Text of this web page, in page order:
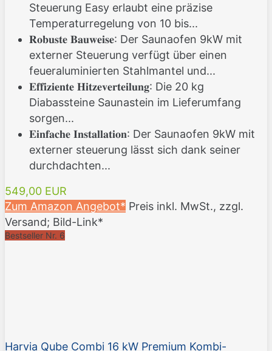
Steuerung Easy erlaubt eine präzise
Temperaturregelung von 10 bis...
𝐑𝐨𝐛𝐮𝐬𝐭𝐞 𝐁𝐚𝐮𝐰𝐞𝐢𝐬𝐞: Der Saunaofen 9kW mit
externer Steuerung verfügt über einen
feueraluminierten Stahlmantel und...
𝐄𝐟𝐟𝐢𝐳𝐢𝐞𝐧𝐭𝐞 𝐇𝐢𝐭𝐳𝐞𝐯𝐞𝐫𝐭𝐞𝐢𝐥𝐮𝐧𝐠: Die 20 kg
Diabassteine Saunastein im Lieferumfang
sorgen...
𝐄𝐢𝐧𝐟𝐚𝐜𝐡𝐞 𝐈𝐧𝐬𝐭𝐚𝐥𝐥𝐚𝐭𝐢𝐨𝐧: Der Saunaofen 9kW mit
externer steuerung lässt sich dank seiner
durchdachten...
549,00 EUR
Zum Amazon Angebot* Preis inkl. MwSt., zzgl.
Versand; Bild-Link*
Bestseller Nr. 6
Harvia Qube Combi 16 kW Premium Kombi-